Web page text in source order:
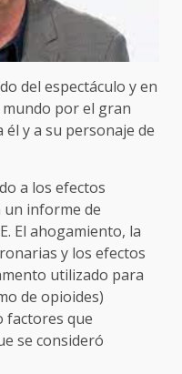
del espectáculo y en
por el gran
y a su personaje de
a los efectos
un informe de
El ahogamiento, la
y los efectos
utilizado para
de opioides)
factores que
se consideró